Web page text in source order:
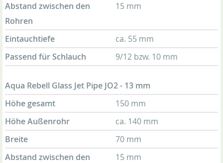
Abstand zwischen den
Rohren
15 mm
Eintauchtiefe
ca. 55 mm
Passend für Schlauch
9/12 bzw. 10 mm
Aqua Rebell Glass Jet Pipe JO2 - 13 mm
Höhe gesamt
150 mm
Höhe Außenrohr
ca. 140 mm
Breite
70 mm
Abstand zwischen den
15 mm